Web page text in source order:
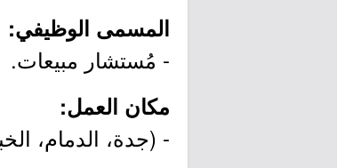
المسمى الوظيفي:
- مُستشار مبيعات.
مكان العمل:
- (جدة، الدمام،